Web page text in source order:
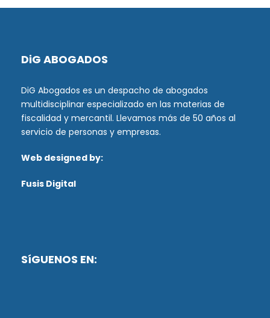
DiG ABOGADOS
DiG Abogados es un despacho de abogados
multidisciplinar especializado en las materias de
fiscalidad y mercantil. Llevamos más de 50 años al
servicio de personas y empresas.
Web designed by:
Fusis Digital
SíGUENOS EN: